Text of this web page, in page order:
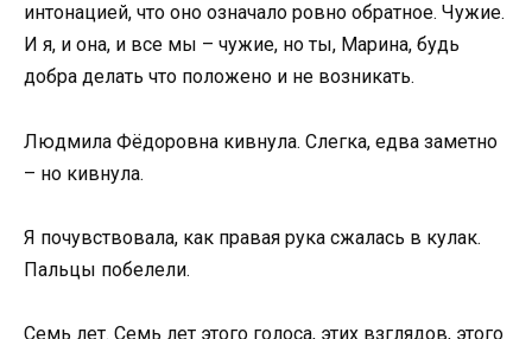
интонацией, что оно означало ровно обратное. Чужие.
И я, и она, и все мы – чужие, но ты, Марина, будь
добра делать что положено и не возникать.
Людмила Фёдоровна кивнула. Слегка, едва заметно
– но кивнула.
Я почувствовала, как правая рука сжалась в кулак.
Пальцы побелели.
Семь лет. Семь лет этого голоса, этих взглядов, этого